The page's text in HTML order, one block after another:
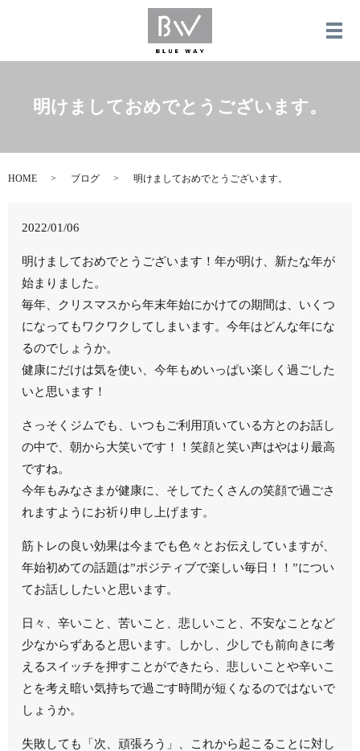
メ
明けましておめでとうございます。
HOME ブログ 明けましておめでとうございます。
2022/01/06
明けましておめでとうございます！年が明け、新たな年が
始まりました。
毎年、クリスマスから年末年始にかけての期間は、いくつ
になってもワクワクしてしまいます。今年はどんな年にな
るのでしょうか。
健康にだけは気を使い、今年もめいっぱい楽しく過ごした
いと思います！
さっそくジムでも、いつもご利用頂いている方とのお話し
の中で、朝から大笑いです！！笑顔と笑い声はやはり最高
ですね。
今年もみなさまが健康に、そしてたくさんの笑顔で過ごさ
れますようにお祈り申し上げます。
筋トレの良い効果は今までも色々とお伝えしていますが、
年始初めての話題は”ポジティブで楽しい毎日！！”につい
てお話ししたいと思います。
日々、辛いこと、苦いこと、悲しいこと、不安なことなど
少なからずあると思います。しかし、少しでも前向きに考
えるスイッチを押すことができたら、悲しいことや辛いこ
とを考え暗い気持ちで過ごす時間が短くなるのではないで
しょうか。
失敗しても「次、頑張ろう」、これから起こることに対し